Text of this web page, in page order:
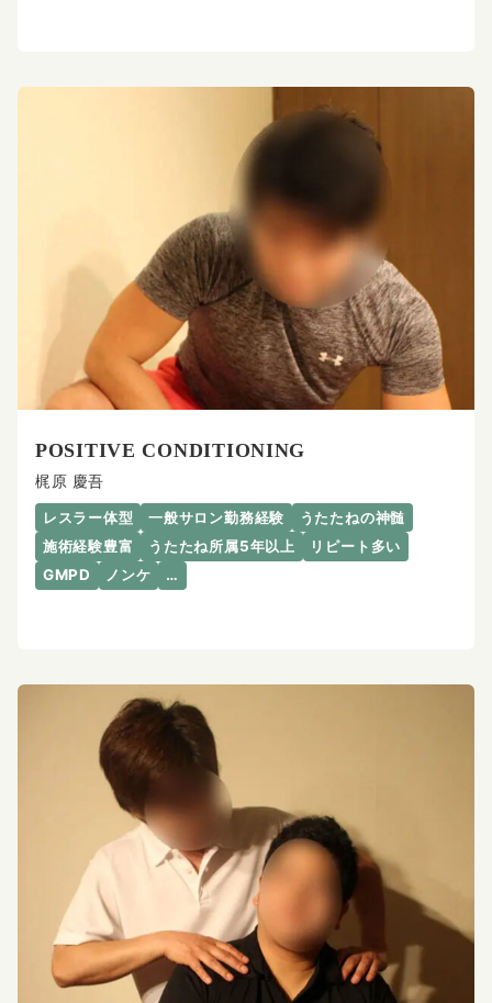
POSITIVE CONDITIONING
梶原 慶吾
レスラー体型 一般サロン勤務経験
うたたねの神髄
施術経験豊富
うたたね所属5年以上
リピート多い
GMPD
ノンケ …